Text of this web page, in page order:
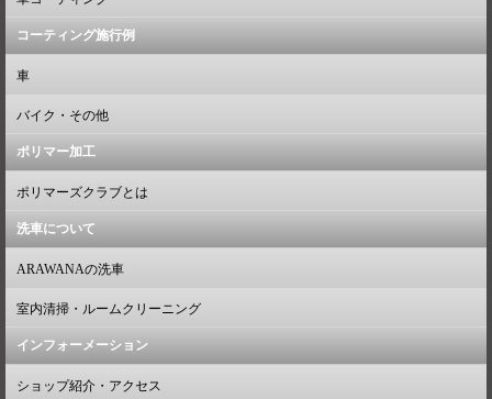
コーティング施行例
車
バイク・その他
ポリマー加工
ポリマーズクラブとは
洗車について
ARAWANAの洗車
室内清掃・ルームクリーニング
インフォーメーション
ショップ紹介・アクセス